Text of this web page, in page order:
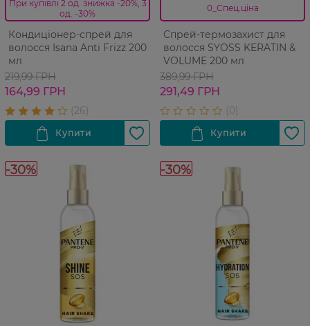
При купівлі 2 од. знижка -20%, 3
од. -30%
Кондиціонер-спрей для
волосся Isana Anti Frizz 200
мл
219,99 ГРН
164,99 ГРН
0_Спец.ціна
Спрей-термозахист для
волосся SYOSS KERATIN &
VOLUME 200 мл
389,99 ГРН
291,49 ГРН
-30% -30%